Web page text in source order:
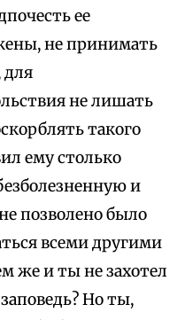
ее
не принимать
для
не лишать
такого
ему столько
и
позволено было
всеми другими
же и ты не захотел
Но ты,